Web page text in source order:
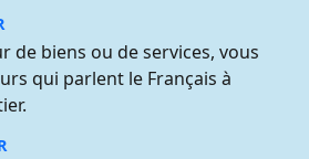
de biens ou de services, vous
qui parlent le Français à